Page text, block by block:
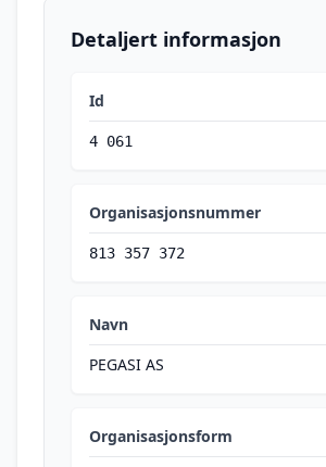
Detaljert informasjon
Id
4 061
Organisasjonsnummer
813 357 372
Navn
PEGASI AS
Organisasjonsform